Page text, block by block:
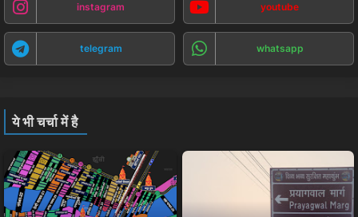
instagram youtube
telegram whatsapp
ये भी चर्चा में है